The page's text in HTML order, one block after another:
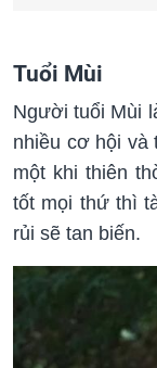
Tuổi Mùi
Người tuổi Mùi
nhiều cơ hội và
một khi thiên
tốt mọi thứ thì
rủi sẽ tan biến.